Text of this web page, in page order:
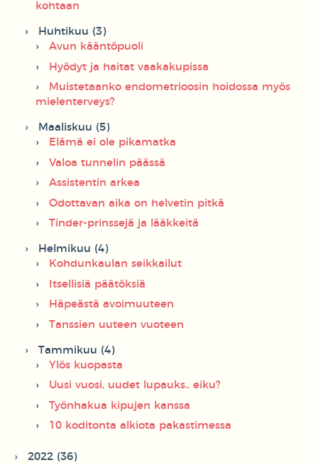
kohtaan
Huhtikuu (3)
Avun kääntöpuoli
Hyödyt ja haitat vaakakupissa
Muistetaanko endometrioosin hoidossa myös
mielenterveys?
Maaliskuu (5)
Elämä ei ole pikamatka
Valoa tunnelin päässä
Assistentin arkea
Odottavan aika on helvetin pitkä
Tinder-prinssejä ja lääkkeitä
Helmikuu (4)
Kohdunkaulan seikkailut
Itsellisiä päätöksiä
Häpeästä avoimuuteen
Tanssien uuteen vuoteen
Tammikuu (4)
Ylös kuopasta
Uusi vuosi, uudet lupauks.. eiku?
Työnhakua kipujen kanssa
10 koditonta alkiota pakastimessa
2022 (36)